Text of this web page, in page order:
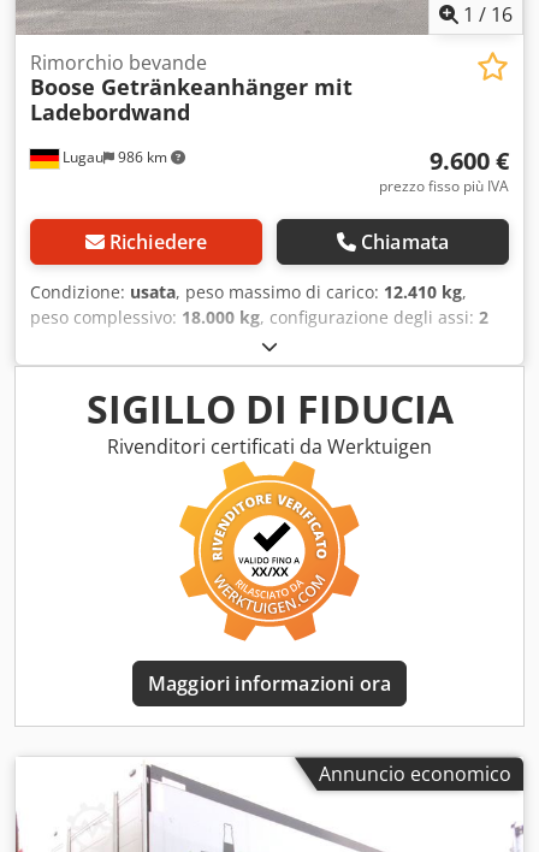
1 / 16
Lugau 986 km
Rimorchio bevande
Boose Getränkeanhänger mit
Ladebordwand
9.600 €
prezzo fisso più IVA
Richiedere Chiamata
Condizione: usata, peso massimo di carico: 12.410 kg,
peso complessivo: 18.000 kg, configurazione degli assi: 2
, prima immatricolazione:03/2016
carico:7.400 mm, larghezza vano di carico:2.500 mm,
altezza vano di carico:2.300 mm
, Anno di produzione:
, Equipaggiamento:ABS, sponda idraulica, Rimorchio
per bevande ben tenuto, accoppiamento basso, versione
tandem Equipaggiamento: Sponda montacarichi Bär da 2
tonnellate Struttura a parete girevole sistema Boose Assali
Mercedes Benz Verricello anteriore a manovella
Telecamera di retromarcia Stato pneumatici circa 70%
Crjdpfsy Ikxtex Abijf Per domande riguardanti
l'equipaggiamento, si prega di chiamare il numero
oo491717708320. Salvo errori e vendita intermedia.
SIGILLO DI FIDUCIA
Rivenditori certificati da Werktuigen
Maggiori informazioni ora
Annuncio economico